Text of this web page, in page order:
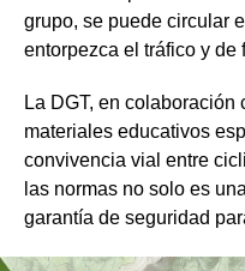
grupo, se puede circular
entorpezca el tráfico y de
La DGT, en
materiales educativos
convivencia vial entre
las normas no solo es
garantía de seguridad